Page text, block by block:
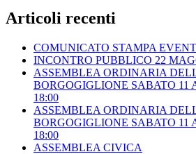
Articoli recenti
COMUNICATO STAMPA
INCONTRO PUBBLICO 22
ASSEMBLEA ORDINARIA
BORGOGIGLIONE SABATO 11
18:00
ASSEMBLEA ORDINARIA
BORGOGIGLIONE SABATO 11
18:00
ASSEMBLEA CIVICA